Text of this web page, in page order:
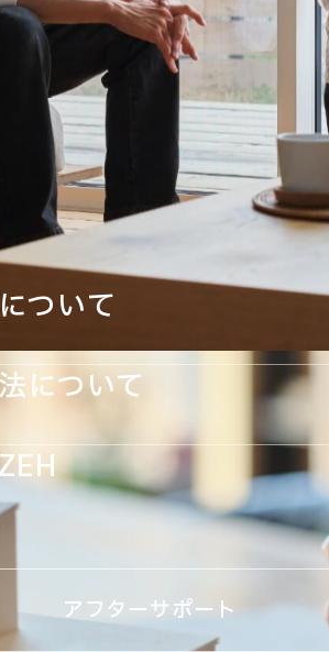
ついて
について
アフターサポート